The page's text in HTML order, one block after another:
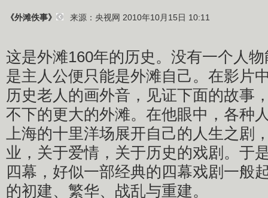
《外滩佚事》 来源：央视网 2010年10月15日 10:11
这是外滩160年的历史。没有一个人
是主人公便只能是外滩自己。在影片
历史老人的画外音，见证下面的故事
不下的更大的外滩。在他眼中，各种
上海的十里洋场展开自己的人生之剧
业，关于爱情，关于历史的戏剧。于
四幕，好似一部经典的四幕戏剧一般
的初建、繁华、战乱与重建。